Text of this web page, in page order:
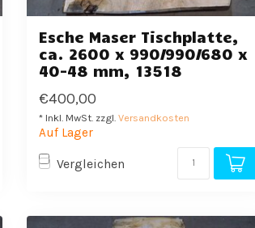
Esche Maser Tischplatte,
ca. 2600 x 990/990/680 x
40-48 mm, 13518
€400,00
* Inkl. MwSt. zzgl. Versandkosten
Auf Lager
Vergleichen